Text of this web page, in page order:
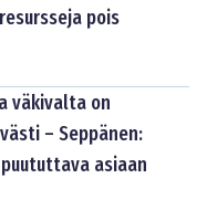
pois
väkivalta on
– Seppänen:
asiaan